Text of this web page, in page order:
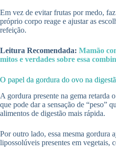
Em vez de evitar frutas por medo,
próprio corpo reage e ajustar as
refeição.
Leitura Recomendada: Mamão
mitos e verdades sobre essa
O papel da gordura do ovo na
A gordura presente na gema retarda
que pode dar a sensação de “peso”
alimentos de digestão mais rápida.
Por outro lado, essa mesma gordura
lipossolúveis presentes em vegetais,